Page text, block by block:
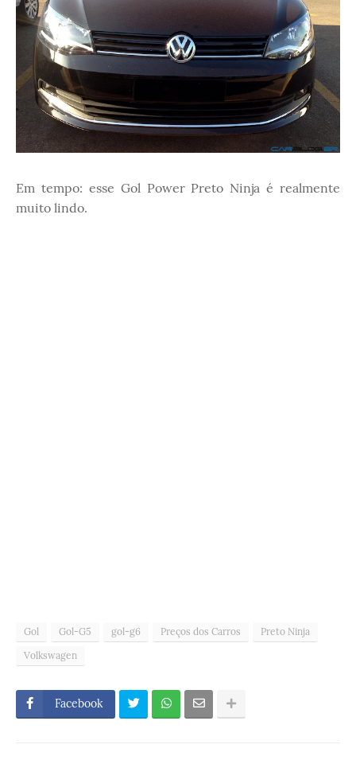
Em tempo: esse Gol Power Preto Ninja é realmente
muito lindo.
Gol Gol-G5 gol-g6 Preços dos Carros
Preto Ninja
Volkswagen
Facebook